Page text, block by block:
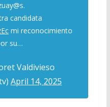
candidata
mi reconocimiento
su…
Valdivieso
April 14, 2025